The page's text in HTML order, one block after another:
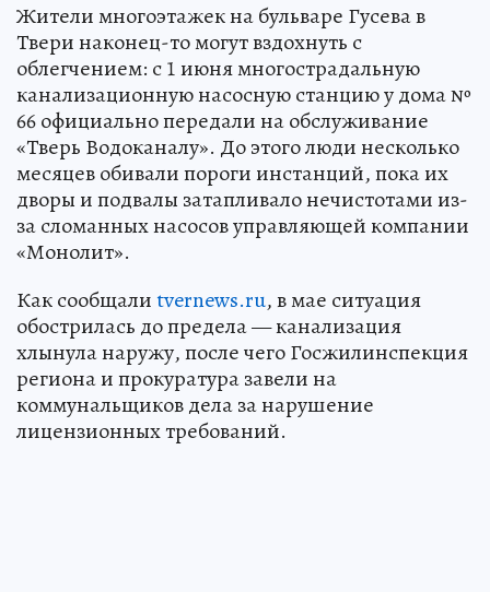
Жители многоэтажек на бульваре Гусева в
Твери наконец-то могут вздохнуть с
облегчением: с 1 июня многострадальную
канализационную насосную станцию у дома №
66 официально передали на обслуживание
«Тверь Водоканалу». До этого люди несколько
месяцев обивали пороги инстанций, пока их
дворы и подвалы затапливало нечистотами из-
за сломанных насосов управляющей компании
«Монолит».
Как сообщалиtvernews.ru, в мае ситуация
обострилась до предела — канализация
хлынула наружу, после чего Госжилинспекция
региона и прокуратура завели на
коммунальщиков дела за нарушение
лицензионных требований.